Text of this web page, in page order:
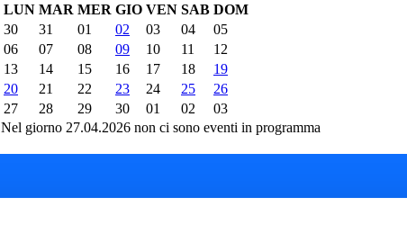
LUN MAR MER GIO VEN SAB DOM
30
31 01 02 03 04
05
06
07 08 09 10 11
12
13
14 15 16 17 18
19
20
21 22 23 24 25
26
27
28 29 30 01 02
03
Nel giorno 27.04.2026 non ci sono eventi in programma